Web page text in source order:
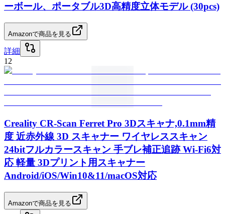
ーボール、ポータブル3D高精度立体モデル (30pcs)
Amazonで商品を見る
詳細
12
Creality CR-Scan Ferret Pro 3Dスキャナ,0.1mm精
度 近赤外線 3D スキャナー ワイヤレススキャン
24bitフルカラースキャン 手ブレ補正追跡 Wi-Fi6対
応 軽量 3Dプリント用スキャナー
Android/iOS/Win10&11/macOS対応
Amazonで商品を見る